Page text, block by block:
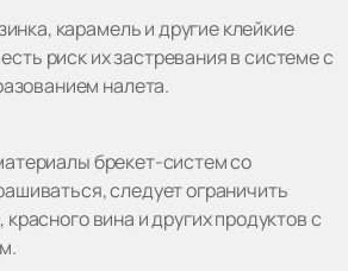
карамель и другие клейкие
риск их застревания в системе с
налета.
брекет-систем со
следует ограничить
вина и других продуктов с